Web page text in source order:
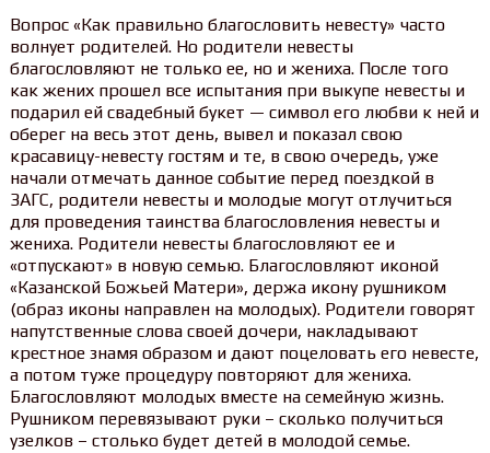
Вопрос «Как правильно благословить невесту» часто
волнует родителей. Но родители невесты
благословляют не только ее, но и жениха. После того
как жених прошел все испытания при выкупе невесты и
подарил ей свадебный букет — символ его любви к ней и
оберег на весь этот день, вывел и показал свою
красавицу-невесту гостям и те, в свою очередь, уже
начали отмечать данное событие перед поездкой в
ЗАГС, родители невесты и молодые могут отлучиться
для проведения таинства благословления невесты и
жениха. Родители невесты благословляют ее и
«отпускают» в новую семью. Благословляют иконой
«Казанской Божьей Матери», держа икону рушником
(образ иконы направлен на молодых). Родители говорят
напутственные слова своей дочери, накладывают
крестное знамя образом и дают поцеловать его невесте,
а потом туже процедуру повторяют для жениха.
Благословляют молодых вместе на семейную жизнь.
Рушником перевязывают руки – сколько получиться
узелков – столько будет детей в молодой семье.